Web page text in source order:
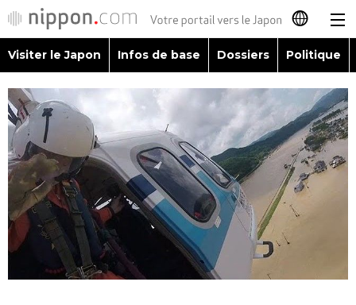
日本語
English
简体字
繁體字
Español
العربية
Visiter le Japon
Infos de base
Dossiers
Visiter le Japon Infos de base Dossiers Politique